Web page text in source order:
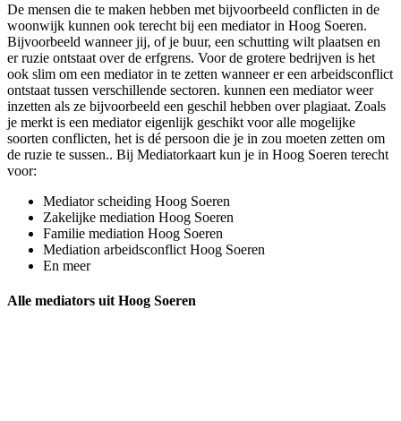
De mensen die te maken hebben met bijvoorbeeld conflicten in de
woonwijk kunnen ook terecht bij een mediator in Hoog Soeren.
Bijvoorbeeld wanneer jij, of je buur, een schutting wilt plaatsen en
er ruzie ontstaat over de erfgrens. Voor de grotere bedrijven is het
ook slim om een mediator in te zetten wanneer er een arbeidsconflict
ontstaat tussen verschillende sectoren. kunnen een mediator weer
inzetten als ze bijvoorbeeld een geschil hebben over plagiaat. Zoals
je merkt is een mediator eigenlijk geschikt voor alle mogelijke
soorten conflicten, het is dé persoon die je in zou moeten zetten om
de ruzie te sussen.. Bij Mediatorkaart kun je in Hoog Soeren terecht
voor:
Mediator scheiding Hoog Soeren
Zakelijke mediation Hoog Soeren
Familie mediation Hoog Soeren
Mediation arbeidsconflict Hoog Soeren
En meer
Alle mediators uit Hoog Soeren